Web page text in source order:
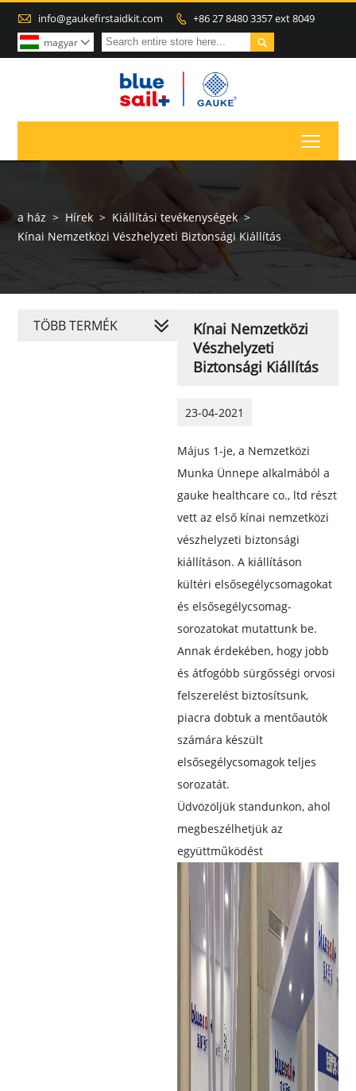
 info@gaukefirstaidkit.com  +86 27 8480 3357 ext 8049

magyar 
a ház > Hírek > Kiállítási tevékenységek >
Kínai Nemzetközi Vészhelyzeti Biztonsági Kiállítás
Kínai Nemzetközi
Vészhelyzeti
Biztonsági Kiállítás
23-04-2021
Május 1-je, a Nemzetközi
Munka Ünnepe alkalmából a
gauke healthcare co., ltd részt
vett az első kínai nemzetközi
vészhelyzeti biztonsági
kiállításon. A kiállításon
kültéri elsősegélycsomagokat
és elsősegélycsomag-
sorozatokat mutattunk be.
Annak érdekében, hogy jobb
és átfogóbb sürgősségi orvosi
felszerelést biztosítsunk,
piacra dobtuk a mentőautók
számára készült
elsősegélycsomagok teljes
sorozatát.
Üdvözöljük standunkon, ahol
megbeszélhetjük az
együttműködést
TÖBB TERMÉK